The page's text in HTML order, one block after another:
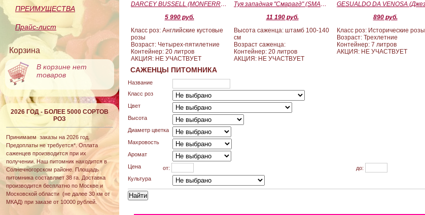
ПРЕИМУЩЕСТВА
Прайс-лист
Корзина
В корзине нет
товаров
2026 ГОД - БОЛЕЕ 5000 СОРТОВ
РОЗ
Принимаем заказы на 2026 год.
Предоплаты не требуется*. Оплата
саженцев производится при их
получении. Наш питомник находится в
Солнечногорском районе. Площадь
питомника составляет 38 га. Доставка
производится бесплатно по Москве и
Московской области (не далее 30 км от
МКАД) при заказе от 10000 рублей.
DARCEY BUSSELL (MONFERRATO) (Дарси Басл)
5 990 руб.
Класс роз: Английские кустовые
розы
Возраст: Четырех-пятилетние
Контейнер: 20 литров
АКЦИЯ: НЕ УЧАСТВУЕТ
Туя западная "Смарагд" (SMARAGD) ШТАМБ 100-140
11 190 руб.
Высота саженца: штамб 100-140
см
Возраст саженца:
Контейнер: 20 литров
АКЦИЯ: НЕ УЧАСТВУЕТ
890 руб.
Класс роз: Исторические розы
Возраст: Трехлетние
Контейнер: 7 литров
АКЦИЯ: НЕ УЧАСТВУЕТ
САЖЕНЦЫ ПИТОМНИКА
Название
Класс роз
Цвет
Высота
Диаметр цветка
Махровость
Аромат
Цена
от:
до:
Культура